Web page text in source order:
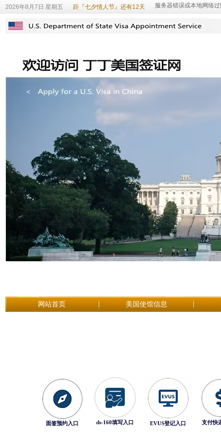
2026年8月7日 星期五 距『七夕情人节』还有12天
网站首页 美国使馆信息
面签预约入口 ds-160填写入口 EVUS登记入口 支付快